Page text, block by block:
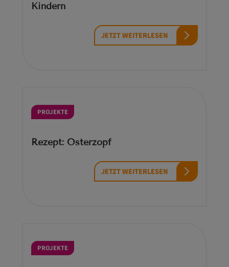
Kindern
JETZT WEITERLESEN
PROJEKTE
Rezept: Osterzopf
JETZT WEITERLESEN
PROJEKTE